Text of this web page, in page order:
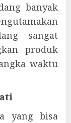
banyak
sangat
produk
waktu
yang bisa